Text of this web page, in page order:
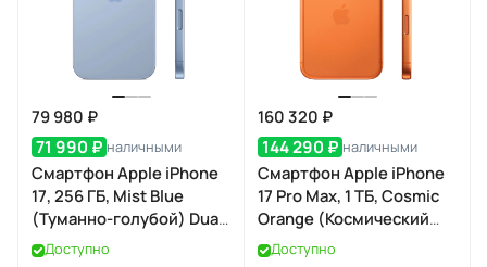
79 980 ₽
71 990 ₽ наличными
Смартфон Apple iPhone
17, 256 ГБ, Mist Blue
(Туманно-голубой) Dual
eSIM
Доступно
160 320 ₽
144 290 ₽ наличными
Смартфон Apple iPhone
17 Pro Max, 1 ТБ, Cosmic
Orange (Космический
оранжевый) SIM+eSIM
Доступно